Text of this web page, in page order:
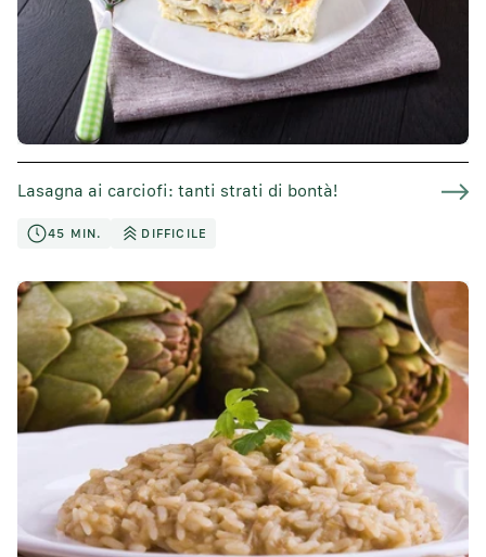
Lasagna ai carciofi: tanti strati di bontà!
45 MIN. DIFFICILE